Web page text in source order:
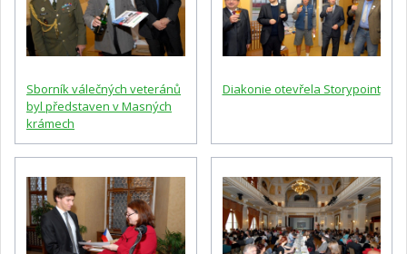
Sborník válečných veteránů
byl představen v Masných
krámech
Diakonie otevřela Storypoint